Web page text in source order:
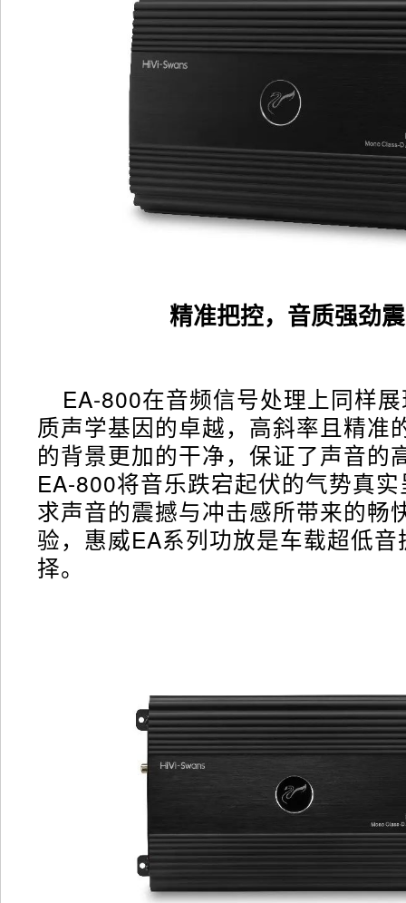
精准把控，音质强劲
EA-800在音频信号处理上同样
质声学基因的卓越，高斜率且精准
的背景更加的干净，保证了声音的
EA-800将音乐跌宕起伏的气势真
求声音的震撼与冲击感所带来的畅
验，惠威EA系列功放是车载超低
择。